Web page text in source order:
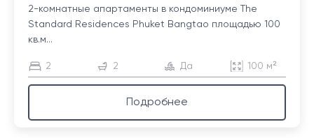
2-комнатные апартаменты в кондоминиуме The
Standard Residences Phuket Bangtao площадью 100
кв.м...
2 2 Да 100 м²
Подробнее